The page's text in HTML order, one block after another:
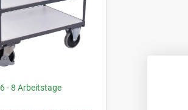
6 - 8 Arbeitstage